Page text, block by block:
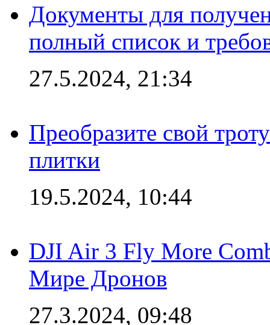
Документы для
полный список и
27.5.2024, 21:34
Преобразите свой
плитки
19.5.2024, 10:44
DJI Air 3 Fly More
Мире Дронов
27.3.2024, 09:48